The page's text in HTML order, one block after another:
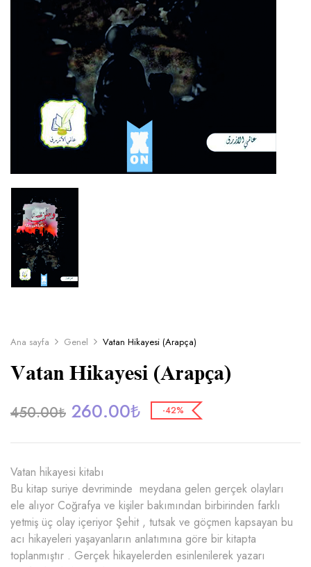
Ana sayfa Genel Vatan Hikayesi (Arapça)
Vatan Hikayesi (Arapça)
450.00₺ 260.00₺ -42%
Vatan hikayesi kitabı
Bu kitap suriye devriminde meydana gelen gerçek olayları
ele alıyor Coğrafya ve kişiler bakımından birbirinden farklı
yetmiş üç olay içeriyor Şehit , tutsak ve göçmen kapsayan bu
acı hikayeleri yaşayanların anlatımına göre bir kitapta
toplanmıştır . Gerçek hikayelerden esinlenilerek yazarı